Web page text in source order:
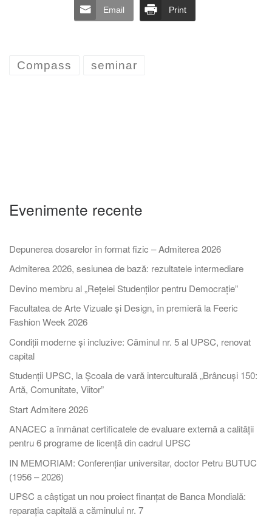
Email Print
Compass seminar
Evenimente recente
Depunerea dosarelor în format fizic – Admiterea 2026
Admiterea 2026, sesiunea de bază: rezultatele intermediare
Devino membru al „Rețelei Studenților pentru Democrație”
Facultatea de Arte Vizuale și Design, în premieră la Feeric
Fashion Week 2026
Condiții moderne și incluzive: Căminul nr. 5 al UPSC, renovat
capital
Studenții UPSC, la Școala de vară interculturală „Brâncuși 150:
Artă, Comunitate, Viitor”
Start Admitere 2026
ANACEC a înmânat certificatele de evaluare externă a calității
pentru 6 programe de licență din cadrul UPSC
IN MEMORIAM: Conferențiar universitar, doctor Petru BUTUC
(1956 – 2026)
UPSC a câștigat un nou proiect finanțat de Banca Mondială:
reparația capitală a căminului nr. 7